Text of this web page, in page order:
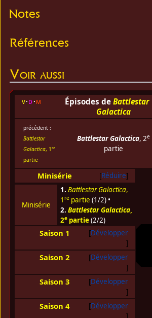
Notes
Références
Voir aussi
v d m Épisodes de Battlestar
Galactica
précédent :
Battlestar
Galactica, 1 re
partie
Battlestar Galactica, 2e
partie
Réduire
Minisérie
Minisérie
1. Battlestar Galactica,
1 repartie (1/2) •
2. Battlestar Galactica,
2epartie(2/2)
Développer
Saison 1
Développer
Saison 2
Développer
Saison 3
Développer
Saison 4